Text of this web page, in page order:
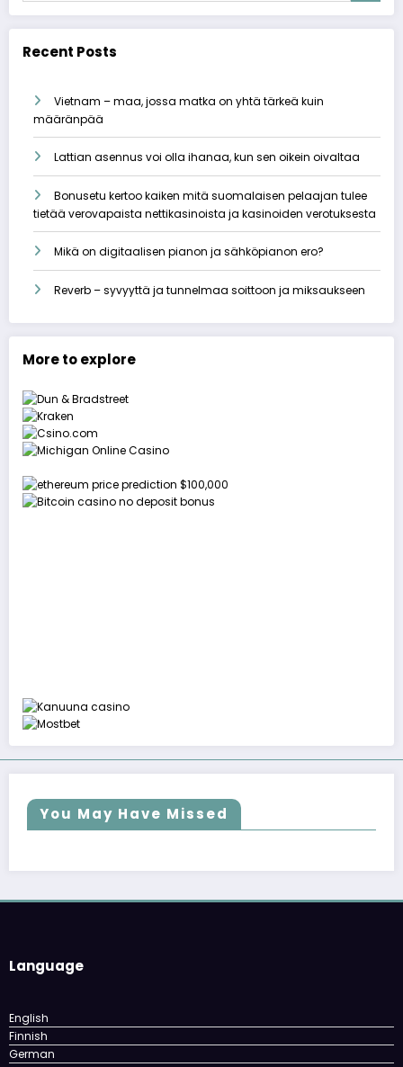
Recent Posts
Vietnam – maa, jossa matka on yhtä tärkeä kuin
määränpää
Lattian asennus voi olla ihanaa, kun sen oikein oivaltaa
Bonusetu kertoo kaiken mitä suomalaisen pelaajan tulee
tietää verovapaista nettikasinoista ja kasinoiden verotuksesta
Mikä on digitaalisen pianon ja sähköpianon ero?
Reverb – syvyyttä ja tunnelmaa soittoon ja miksaukseen
More to explore
You May Have Missed
Language
English
Finnish
German